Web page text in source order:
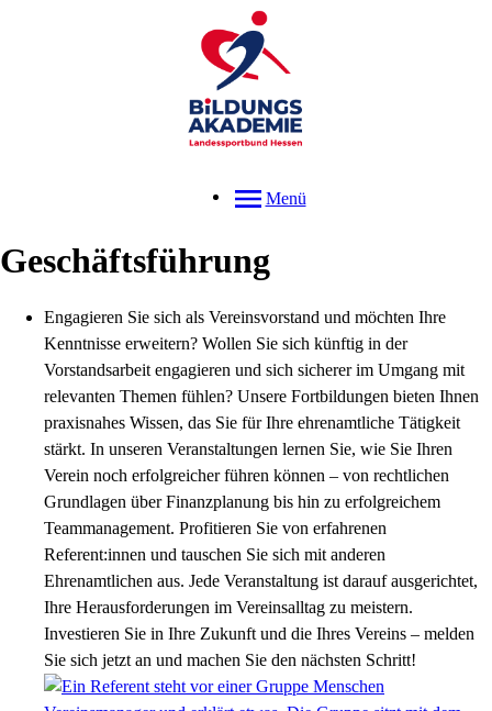
Menü
Geschäftsführung
Engagieren Sie sich als Vereinsvorstand und möchten Ihre
Kenntnisse erweitern? Wollen Sie sich künftig in der
Vorstandsarbeit engagieren und sich sicherer im Umgang mit
relevanten Themen fühlen? Unsere Fortbildungen bieten Ihnen
praxisnahes Wissen, das Sie für Ihre ehrenamtliche Tätigkeit
stärkt. In unseren Veranstaltungen lernen Sie, wie Sie Ihren
Verein noch erfolgreicher führen können – von rechtlichen
Grundlagen über Finanzplanung bis hin zu erfolgreichem
Teammanagement. Profitieren Sie von erfahrenen
Referent:innen und tauschen Sie sich mit anderen
Ehrenamtlichen aus. Jede Veranstaltung ist darauf ausgerichtet,
Ihre Herausforderungen im Vereinsalltag zu meistern.
Investieren Sie in Ihre Zukunft und die Ihres Vereins – melden
Sie sich jetzt an und machen Sie den nächsten Schritt!